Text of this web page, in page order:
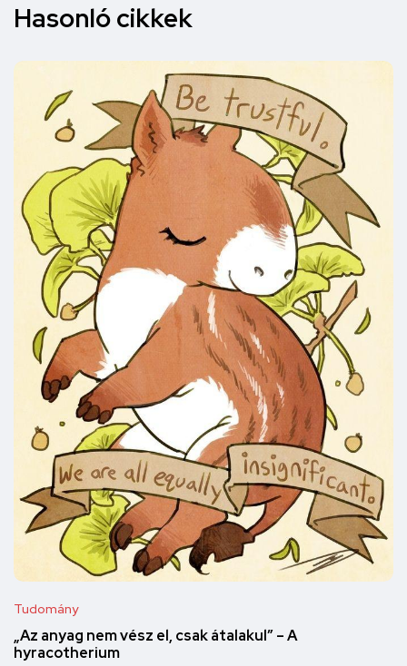
Hasonló cikkek
Tudomány
„Az anyag nem vész el, csak átalakul” – A
hyracotherium